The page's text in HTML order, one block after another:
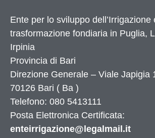
Ente per lo sviluppo dell’Irrigazione
trasformazione fondiaria in Puglia,
Irpinia
Provincia di Bari
Direzione Generale – Viale Japigia
70126 Bari ( Ba )
Telefono: 080 5413111
Posta Elettronica Certificata:
enteirrigazione@legalmail.it